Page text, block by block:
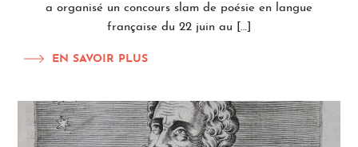
a organisé un concours slam de poésie en langue
française du 22 juin au […]
EN SAVOIR PLUS